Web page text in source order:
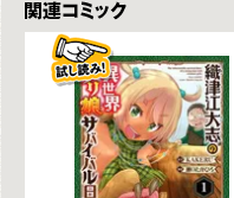
関連コミックス